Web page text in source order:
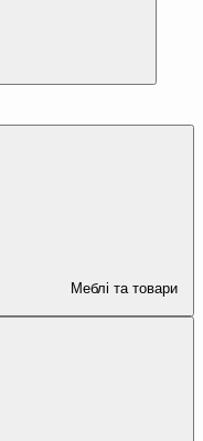
Меблі та товари